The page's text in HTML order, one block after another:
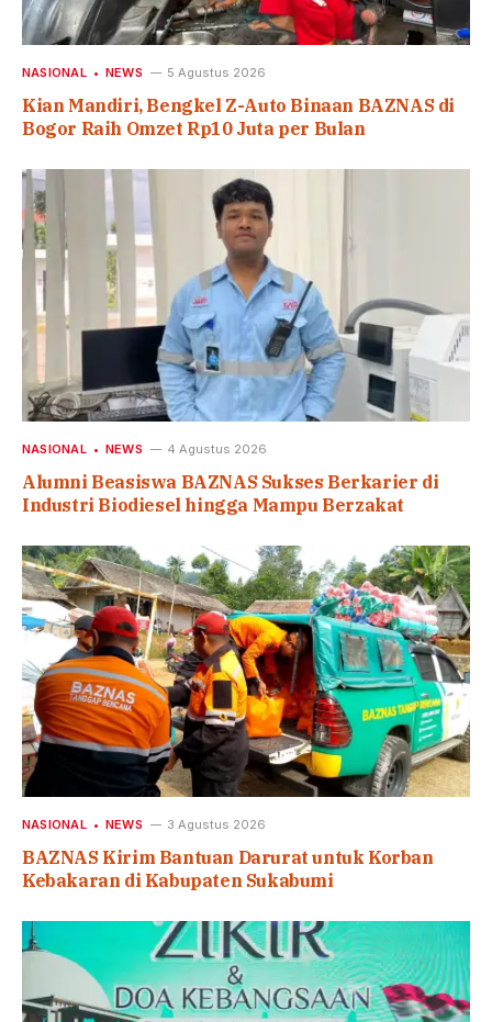
NASIONAL NEWS 5 Agustus 2026
Kian Mandiri, Bengkel Z-Auto Binaan BAZNAS di
Bogor Raih Omzet Rp10 Juta per Bulan
NASIONAL NEWS 4 Agustus 2026
Alumni Beasiswa BAZNAS Sukses Berkarier di
Industri Biodiesel hingga Mampu Berzakat
NASIONAL NEWS 3 Agustus 2026
BAZNAS Kirim Bantuan Darurat untuk Korban
Kebakaran di Kabupaten Sukabumi